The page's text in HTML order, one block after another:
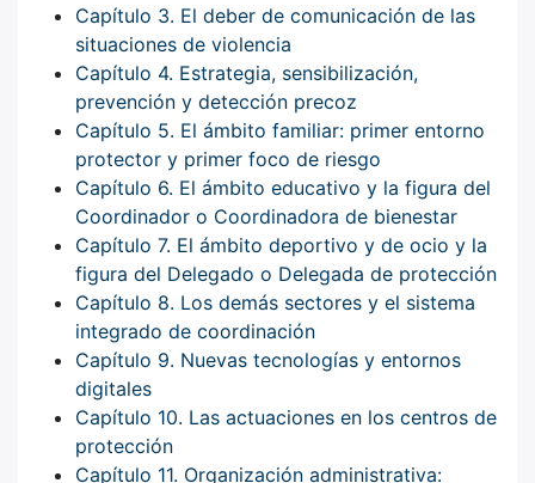
Capítulo 3. El deber de comunicación de las
situaciones de violencia
Capítulo 4. Estrategia, sensibilización,
prevención y detección precoz
Capítulo 5. El ámbito familiar: primer entorno
protector y primer foco de riesgo
Capítulo 6. El ámbito educativo y la figura del
Coordinador o Coordinadora de bienestar
Capítulo 7. El ámbito deportivo y de ocio y la
figura del Delegado o Delegada de protección
Capítulo 8. Los demás sectores y el sistema
integrado de coordinación
Capítulo 9. Nuevas tecnologías y entornos
digitales
Capítulo 10. Las actuaciones en los centros de
protección
Capítulo 11. Organización administrativa: